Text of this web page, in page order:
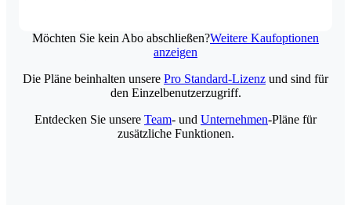
Möchten Sie kein Abo abschließen?Weitere Kaufoptionen
anzeigen
Die Pläne beinhalten unsere Pro Standard-Lizenz und sind für
den Einzelbenutzerzugriff.
Entdecken Sie unsere Team- und Unternehmen-Pläne für
zusätzliche Funktionen.